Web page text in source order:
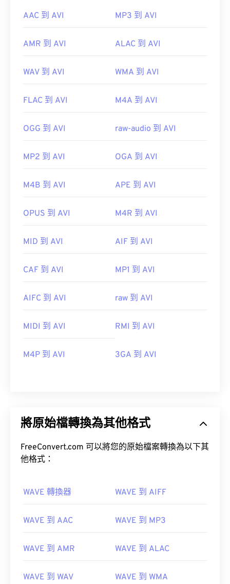
00 00
00 00
AAC 到 AVI MP3 到 AVI
AMR 到 AVI ALAC 到 AVI
WAV 到 AVI WMA 到 AVI
FLAC 到 AVI M4A 到 AVI
OGG 到 AVI raw-audio 到 AVI
MP2 到 AVI OGA 到 AVI
M4B 到 AVI APE 到 AVI
OPUS 到 AVI M4R 到 AVI
MID 到 AVI AIF 到 AVI
CAF 到 AVI MP1 到 AVI
AIFC 到 AVI raw 到 AVI
MIDI 到 AVI RMI 到 AVI
M4P 到 AVI 3GA 到 AVI
將原始檔轉換為其他格式
FreeConvert.com 可以將您的原始檔案轉換為以下其
他格式：
WAVE 轉換器 WAVE 到 AIFF
WAVE 到 AAC WAVE 到 MP3
WAVE 到 AMR WAVE 到 ALAC
WAVE 到 WAV WAVE 到 WMA